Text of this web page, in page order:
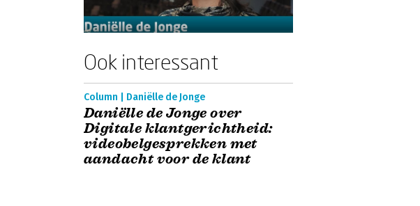
Ook interessant
Column | Daniëlle de Jonge
Daniëlle de Jonge over
Digitale klantgerichtheid:
videobelgesprekken met
aandacht voor de klant